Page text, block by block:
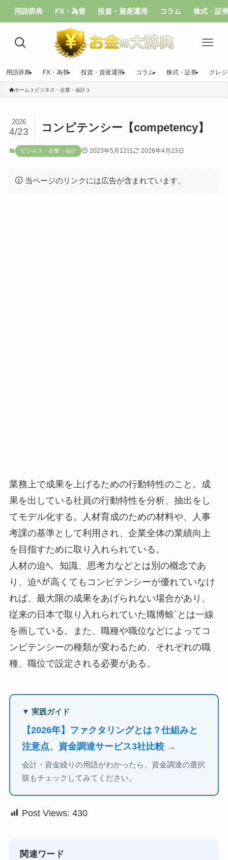
用語辞典 FX・為替 投資・資産運用 コラム 株式・証
用語辞典 FX・為替 投資・資産運用 コラム 株式・証券 クレ
ホーム ビジネス・企業・会計
コンピテンシー【competency】
2026
4/23
ビジネス・企業・会計 2023年5月12日 2026年4月23日
当ページのリンクには広告が含まれています。
業務上で成果を上げるための行動特性のこと。成
果を出している社員の行動特性を分析、抽出をし
てモデル化する。人材育成のための材料や、人事
考課の基準として利用され、企業全体の業績向上
を目指すために取り入れられている。
人材の迫ﾍ、知識、思考力などとは別の概念であ
り、迫ﾍが高くてもコンピテンシーが優れていなけ
れば、最大限の成果をあげられない場合があり、
従来の日本で取り入れられていた職博蜍`とは一線
を画している。また、職種や職位などによってコ
ンピテンシーの種類が変わるため、それぞれの職
種、職位で設定される必要がある。
▼ 実践ガイド
【2026年】ファクタリングとは？仕組みと
注意点、資金調達サービス3社比較 →
会計・資金繰りの用語がわかったら、資金調達の選択
肢もチェックしてみてください。
Post Views: 430
関連ワード